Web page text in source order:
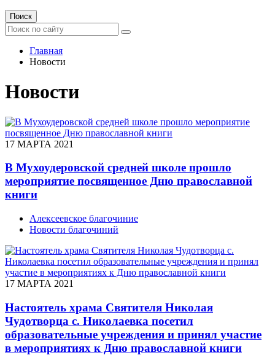
Поиск
Главная
Новости
Новости
17 МАРТА 2021
В Мухоудеровской средней школе прошло
мероприятие посвященное Дню православной
книги
Алексеевское благочиние
Новости благочиний
17 МАРТА 2021
Настоятель храма Святителя Николая
Чудотворца с. Николаевка посетил
образовательные учреждения и принял участие
в мероприятиях к Дню православной книги